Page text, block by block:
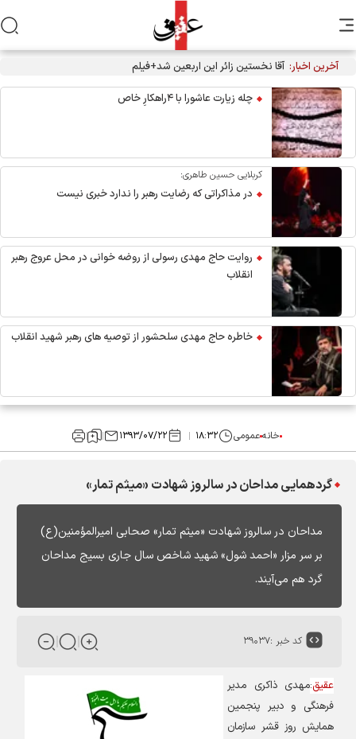
آخرین اخبار: آقا نخستین زائر این اربعین شد+فیلم
چله زیارت عاشورا با ۴راهکارِ خاص
کربلایی حسین طاهری:
در مذاکراتی که رضایت رهبر را ندارد خبری نیست
روایت حاج مهدی رسولی از روضه خوانی در محل عروج رهبر
انقلاب
خاطره حاج مهدی سلحشور از توصیه های رهبر شهید انقلاب
خانهعمومی ۱۸:۳۲ ۱۳۹۳/۰۷/۲۲
گردهمایی مداحان در سالروز شهادت «میثم تمار»
مداحان در سالروز شهادت «میثم تمار» صحابی امیرالمؤمنین(ع)
بر سر مزار «احمد شول» شهید شاخص سال جاری بسیج مداحان
گرد هم می‌آیند.
کد خبر :۳۹۰۳۷
عقیق:مهدی ذاکری مدیر
فرهنگی و دبیر پنجمین
همایش روز قشر سازمان